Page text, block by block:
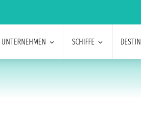
UNTERNEHMEN SCHIFFE